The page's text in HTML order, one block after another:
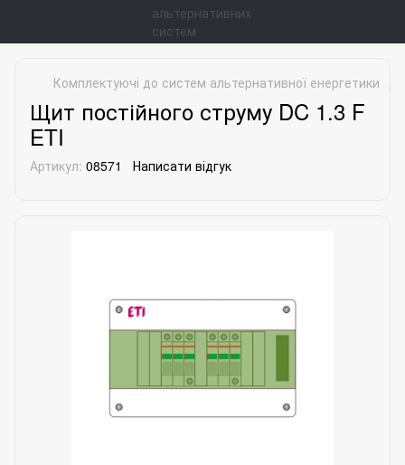
Комплектуючі до систем альтернативної енергетики
Щит постійного струму DC 1.3 F
ETI
Артикул: 08571 Написати відгук